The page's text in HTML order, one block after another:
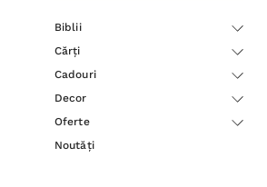
Biblii
Cărți
Cadouri
Decor
Oferte
Noutăți